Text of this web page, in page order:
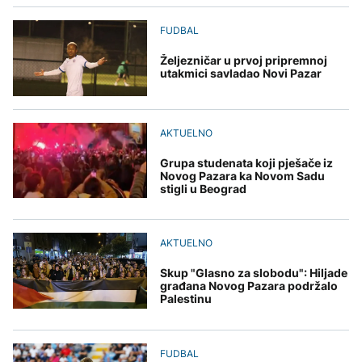
zatvorena obilaznica
Požar se širi Bijeljinom,
AKTUELNO
Plan da se u Crnoj Gori
migranata? Spajić:
Nismo vodili pregovore
Hirošima obilježava
bombardovanja: Poziv
oružja
Žedni za novcem: Koje bi
nove poreze EU mogla
spektakl “Brechtovi
duhovi”
TEHNOLOGIJA
velikom brzinom pada
TEHNOLOGIJA
Britanska kraljevska
otpada izdvaja zlato
FUDBAL
Željezničar u prvoj pripremnoj
utakmici savladao Novi Pazar
AKTUELNO
Grupa studenata koji pješače iz
Novog Pazara ka Novom Sadu
stigli u Beograd
AKTUELNO
Skup "Glasno za slobodu": Hiljade
građana Novog Pazara podržalo
Palestinu
FUDBAL